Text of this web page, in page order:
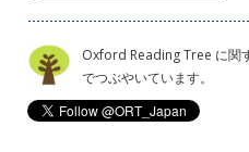
Oxford Reading Tree に関
でつぶやいています。